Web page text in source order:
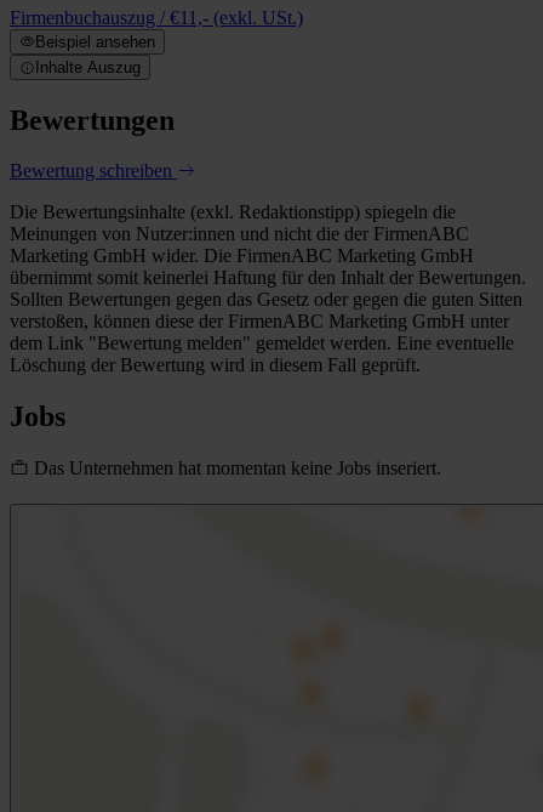
Firmenbuchauszug / €11,- (exkl. USt.)
Beispiel ansehen
Inhalte Auszug
Bewertungen
Bewertung schreiben
Die Bewertungsinhalte (exkl. Redaktionstipp) spiegeln die
Meinungen von Nutzer:innen und nicht die der FirmenABC
Marketing GmbH wider. Die FirmenABC Marketing GmbH
übernimmt somit keinerlei Haftung für den Inhalt der Bewertungen.
Sollten Bewertungen gegen das Gesetz oder gegen die guten Sitten
verstoßen, können diese der FirmenABC Marketing GmbH unter
dem Link "Bewertung melden" gemeldet werden. Eine eventuelle
Löschung der Bewertung wird in diesem Fall geprüft.
Jobs
Das Unternehmen hat momentan keine Jobs inseriert.